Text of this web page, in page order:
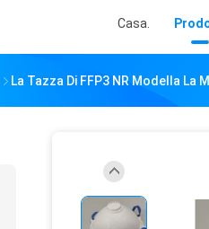
Casa.
La Tazza Di FFP3 NR Modella